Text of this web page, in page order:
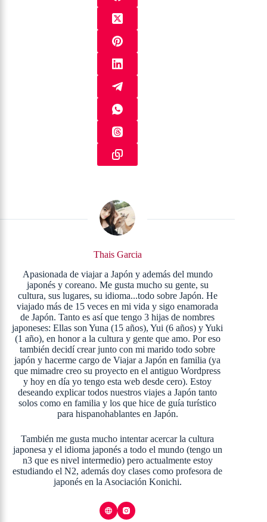
Thais Garcia
Apasionada de viajar a Japón y además del mundo
japonés y coreano. Me gusta mucho su gente, su
cultura, sus lugares, su idioma...todo sobre Japón. He
viajado más de 15 veces en mi vida y sigo enamorada
de Japón. Tanto es así que tengo 3 hijas de nombres
japoneses: Ellas son Yuna (15 años), Yui (6 años) y Yuki
(1 año), en honor a la cultura y gente que amo. Por eso
también decidí crear junto con mi marido todo sobre
japón y hacerme cargo de Viajar a Japón en familia (ya
que mimadre creo su proyecto en el antiguo Wordpress
y hoy en día yo tengo esta web desde cero). Estoy
deseando explicar todos nuestros viajes a Japón tanto
solos como en familia y los que hice de guía turístico
para hispanohablantes en Japón.
También me gusta mucho intentar acercar la cultura
japonesa y el idioma japonés a todo el mundo (tengo un
n3 que es nivel intermedio) pero actualmente estoy
estudiando el N2, además doy clases como profesora de
japonés en la Asociación Konichi.